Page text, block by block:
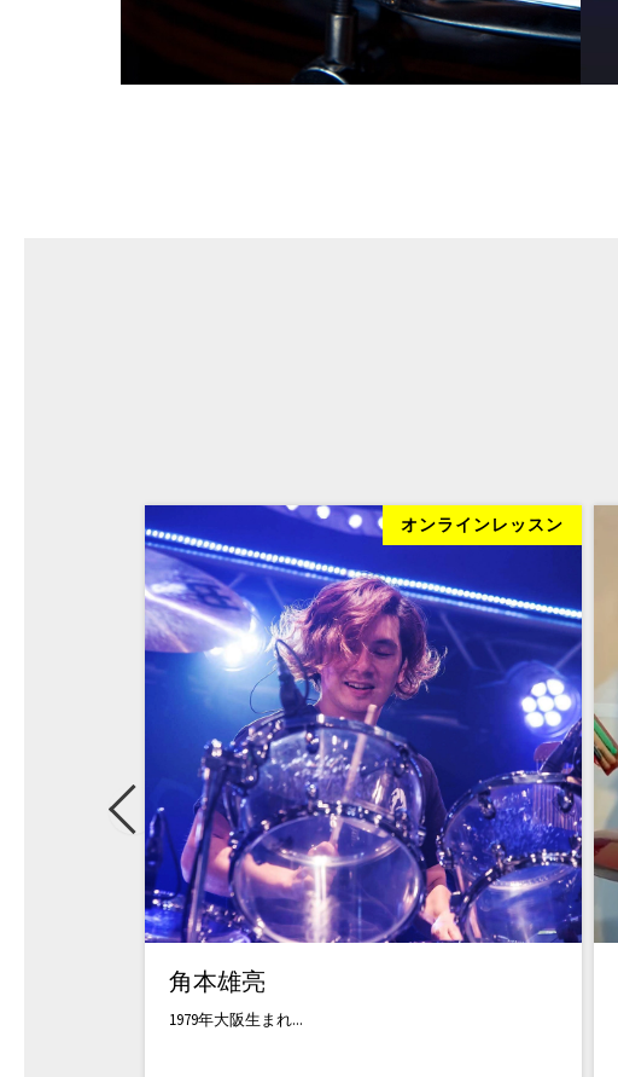
オンラインレッスン
角本雄亮
1979年大阪生まれ...